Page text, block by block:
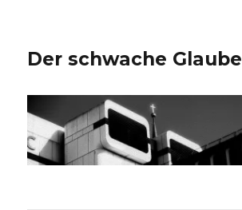
Der schwache Glaube